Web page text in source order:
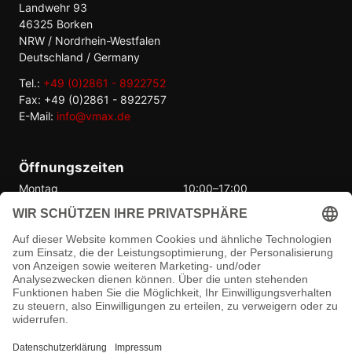
Landwehr 93
46325 Borken
NRW / Nordrhein-Westfalen
Deutschland / Germany
Tel.: +49 (0)2861 - 8922752
Fax: +49 (0)2861 - 8922757
E-Mail: info@vmax.de
Öffnungszeiten
Montag
10:00–17:00
Dienstag
10:00–17:00
Donnerstag
10:00–17:00
Freitag
10:00–17:00
Samstag
Geschlossen
Sonntag
Geschlossen